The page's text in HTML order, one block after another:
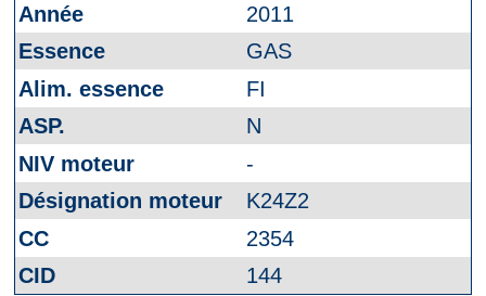
2011
GAS
FI
N
-
K24Z2
2354
144